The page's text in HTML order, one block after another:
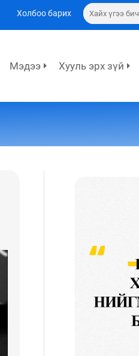
Холбоо барих
Мэдээ Хууль эрх зүй